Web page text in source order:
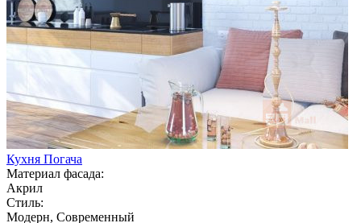
Кухня Погача
Материал фасада:
Акрил
Стиль:
Модерн, Современный